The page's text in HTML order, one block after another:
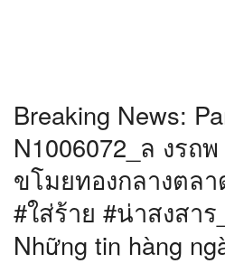
Breaking News:
N1006072_ล งรถ
ขโมยทองกลางตล
#ใส่ร้าย #น่าสงสาร
Những tin hàng